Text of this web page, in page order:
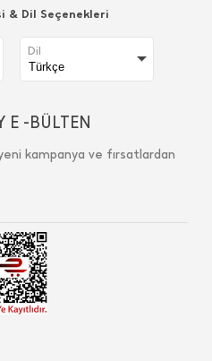
& Dil Seçenekleri
Dil
E -BÜLTEN
kampanya ve fırsatlardan